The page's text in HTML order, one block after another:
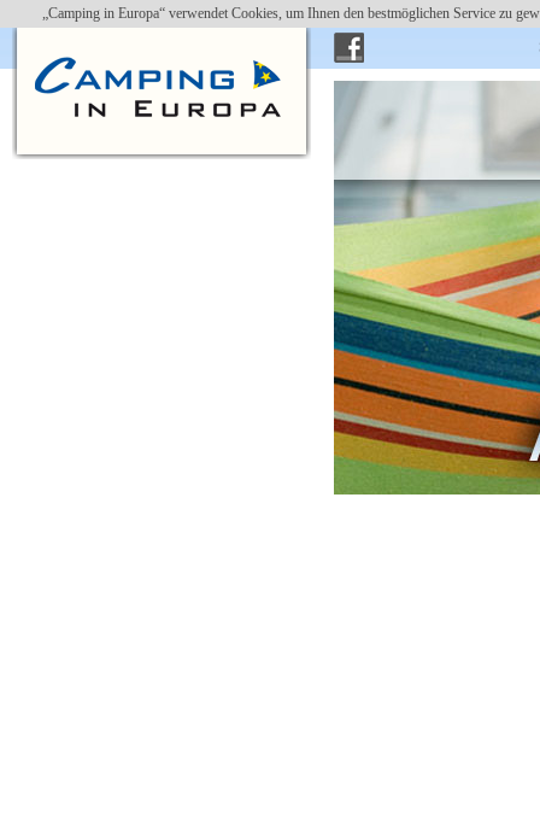
„Camping in Europa“ verwendet Cookies, um Ihnen den bestmöglichen Service zu